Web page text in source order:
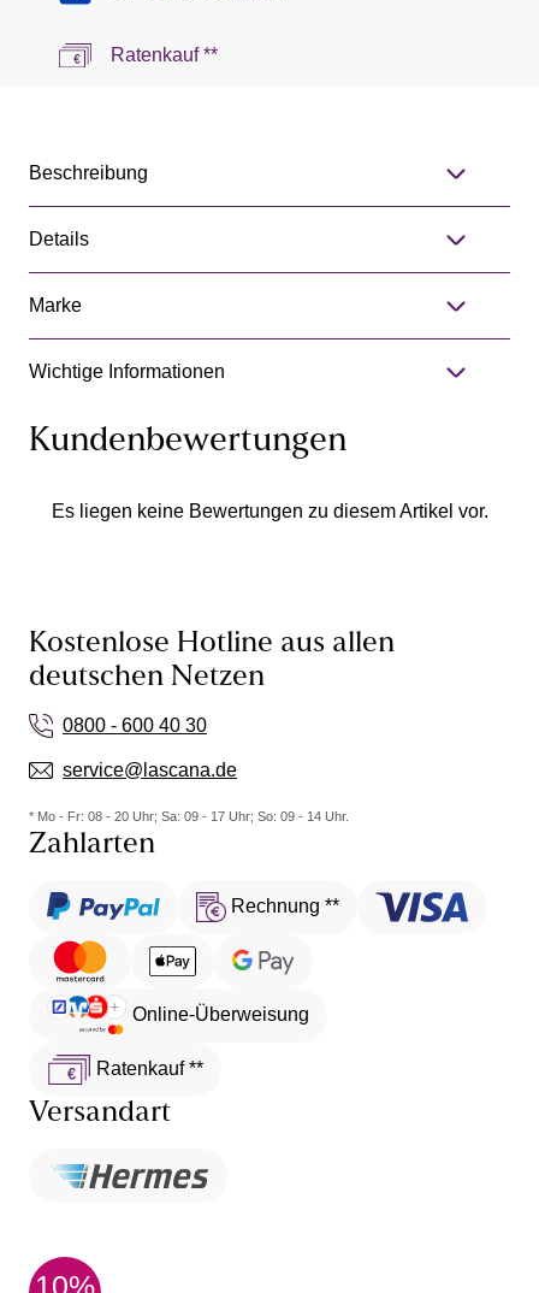
Ratenkauf **
Beschreibung
Details
Marke
Wichtige Informationen
Kundenbewertungen
Es liegen keine Bewertungen zu diesem Artikel vor.
Kostenlose Hotline aus allen
deutschen Netzen
0800 - 600 40 30
service@lascana.de
* Mo - Fr: 08 - 20 Uhr; Sa: 09 - 17 Uhr; So: 09 - 14 Uhr.
Zahlarten
Rechnung **
Online-Überweisung
Ratenkauf **
Versandart
10%